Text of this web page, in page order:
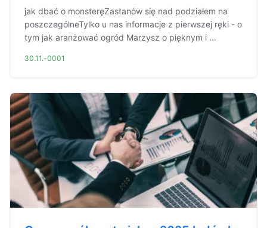
jak dbać o monsteręZastanów się nad podziałem na
poszczególneTylko u nas informacje z pierwszej ręki - o
tym jak aranżować ogród Marzysz o pięknym i ...
30.11.-0001